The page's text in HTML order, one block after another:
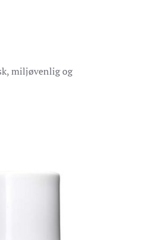
miljøvenlig og